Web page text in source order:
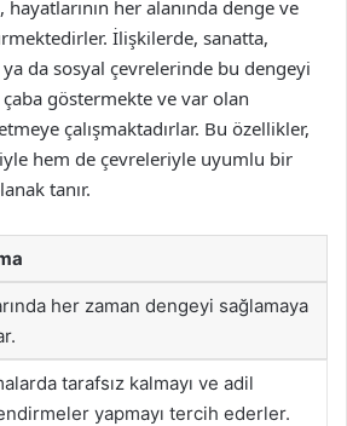
her alanında denge ve
İlişkilerde, sanatta,
ya da sosyal çevrelerinde bu dengeyi
göstermekte ve var olan
çalışmaktadırlar. Bu özellikler,
hem de çevreleriyle uyumlu bir
tanır.
her zaman dengeyi sağlamaya
tarafsız kalmayı ve adil
yapmayı tercih ederler.